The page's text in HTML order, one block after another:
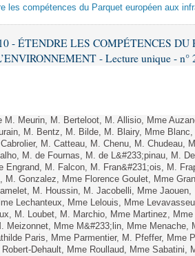
les compétences du Parquet européen aux
- ÉTENDRE LES COMPÉTENCES
- Lecture unique - n°
M. Meurin, M. Berteloot, M. Allisio, Mme
M. Bentz, M. Bilde, M. Blairy, Mme
M. Catteau, M. Chenu, M. Chudeau,
M. de Fournas, M. de L&#233;pinau, M.
Engrand, M. Falcon, M. Fran&#231;ois, M.
M. Gonzalez, Mme Florence Goulet, Mme
M. Houssin, M. Jacobelli, Mme
Lechanteux, Mme Lelouis, Mme
M. Loubet, M. Marchio, Mme Martinez,
Meizonnet, Mme M&#233;lin, Mme Menache,
Paris, Mme Parmentier, M. Pfeffer, Mme
Robert-Dehault, Mme Roullaud, Mme